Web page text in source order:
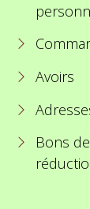
Avoirs
Bons de